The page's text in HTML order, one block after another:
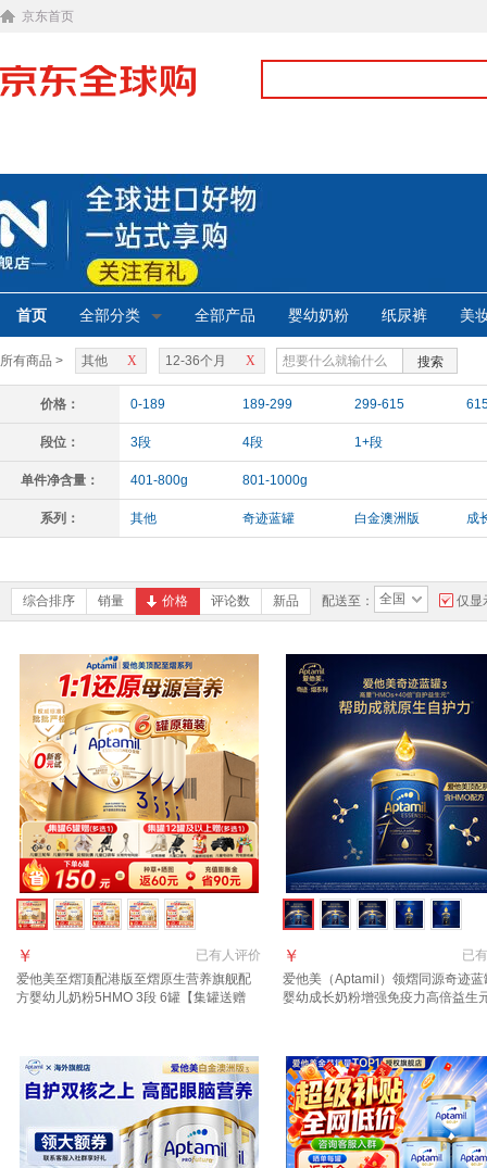
京东首页
首页 全部分类 全部产品 婴幼奶粉 纸尿裤 美
所有商品 > X
其他 X
12-36个月 搜索
价格： 0-189 189-299 299-615
段位： 3段 4段 1+段
单件净含量： 401-800g 801-1000g
系列： 其他 奇迹蓝罐 白金澳洲版 成
综合排序 销量 价格 评论数 新品 配送至： 全国 仅显
已有人评价
￥
爱他美至熠顶配港版至熠原生营养旗舰配
方婴幼儿奶粉5HMO 3段 6罐【集罐送赠
已有
￥
爱他美（Aptamil）领熠同源奇迹蓝
婴幼成长奶粉增强免疫力高倍益生